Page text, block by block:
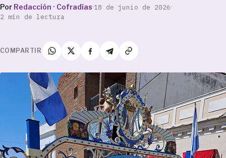
Por Redacción · Cofradías·18 de junio de 2026·
2 min de lectura
COMPARTIR